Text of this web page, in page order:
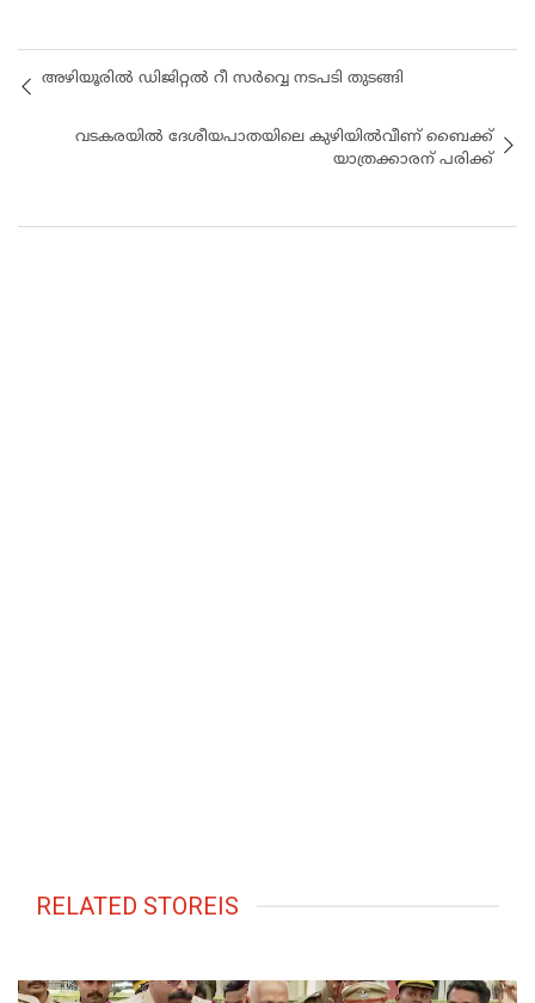
അഴിയൂരിൽ ഡിജിറ്റൽ റീ സർവ്വെ നടപടി തുടങ്ങി
വടകരയില്‍ ദേശീയപാതയിലെ കുഴിയില്‍വീണ് ബൈക്ക്
യാത്രക്കാരന് പരിക്ക്
RELATED STOREIS